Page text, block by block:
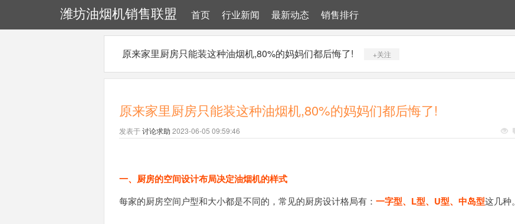
潍坊油烟机销售联盟 首页 行业新闻 最新动态 销售排行
原来家里厨房只能装这种油烟机,80%的妈妈们都后悔了! +关注
原来家里厨房只能装这种油烟机,80%的妈妈们都后悔了!
发表于讨论求助 2023-06-05 09:59:46
一、厨房的空间设计布局决定油烟机的样式
每家的厨房空间户型和大小都是不同的，常见的厨房设计格局有：一字型、L型、U型、中岛型这几种。